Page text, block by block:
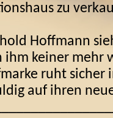
zu
Hoffmann
ihm keiner mehr
ruht sicher
auf ihren